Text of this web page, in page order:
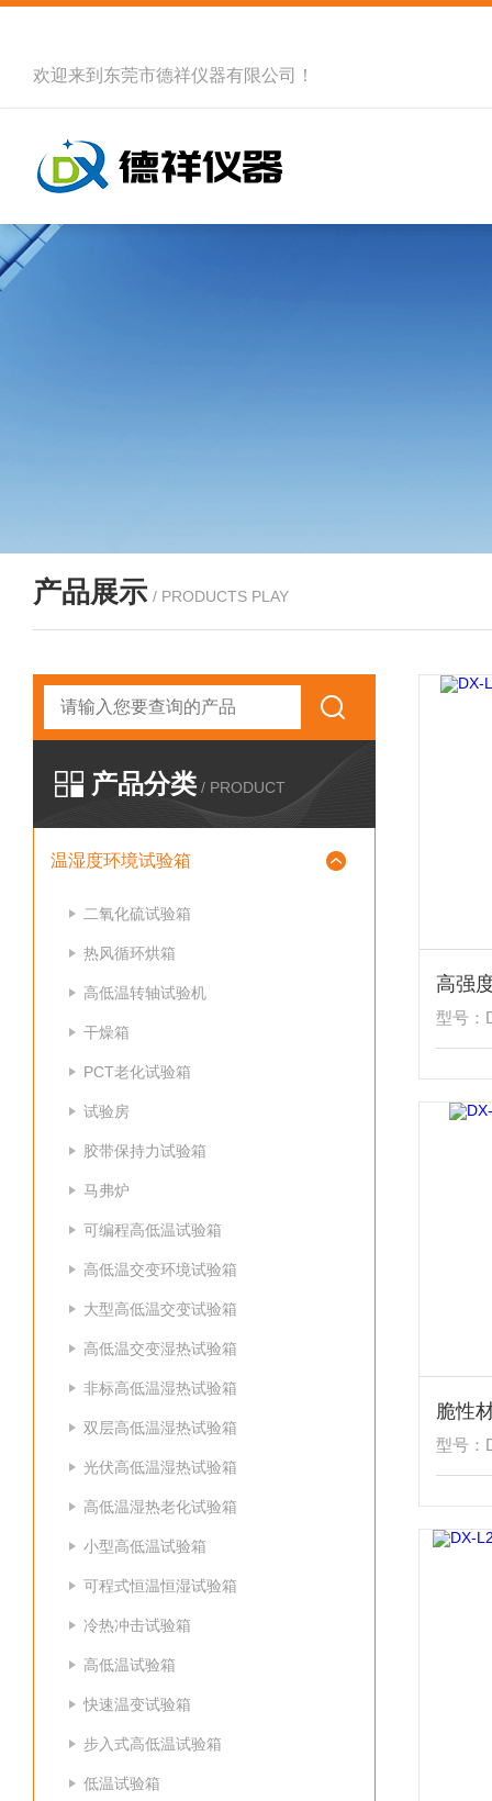
欢迎来到 东莞市德祥仪器有限公司 ！
产品展示 / PRODUCTS PLAY
产品分类 / PRODUCT
温湿度环境试验箱
二氧化硫试验箱
热风循环烘箱
高低温转轴试验机
干燥箱
PCT老化试验箱
试验房
胶带保持力试验箱
马弗炉
可编程高低温试验箱
高低温交变环境试验箱
大型高低温交变试验箱
高低温交变湿热试验箱
非标高低温湿热试验箱
双层高低温湿热试验箱
光伏高低温湿热试验箱
高低温湿热老化试验箱
小型高低温试验箱
可程式恒温恒湿试验箱
冷热冲击试验箱
高低温试验箱
快速温变试验箱
步入式高低温试验箱
低温试验箱
高强
型号：
脆性
型号：